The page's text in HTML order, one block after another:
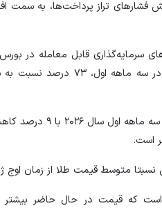
تراز پرداخت‌ها، به سمت
است.
متوسط ‌قیمت طلا از زمان اوج
است که قیمت در حال حاضر